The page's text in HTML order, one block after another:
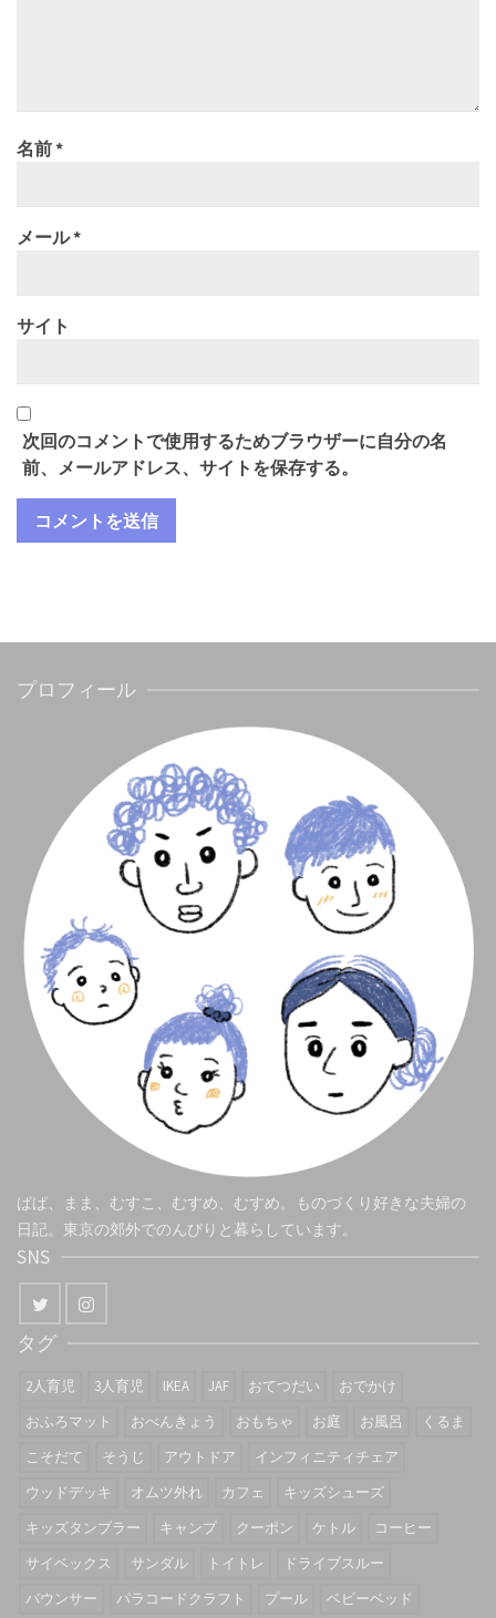
名前*
メール*
サイト
次回のコメントで使用するためブラウザーに自分の名
前、メールアドレス、サイトを保存する。
プロフィール
ぱぱ、まま、むすこ、むすめ、むすめ。ものづくり好きな夫婦の
日記。東京の郊外でのんびりと暮らしています。
SNS
タグ
2人育児 3人育児 IKEA JAF おてつだい
おでかけ
おふろマット
おべんきょう おもちゃ お庭 お風呂
くるま
こそだて
そうじ アウトドア
インフィニティチェア
ウッドデッキ
オムツ外れ カフェ
キッズシューズ
キッズタンブラー
キャンプ クーポン ケトル
コーヒー
サイベックス
サンダル トイトレ
ドライブスルー
バウンサー
パラコードクラフト プール ベビーベッド